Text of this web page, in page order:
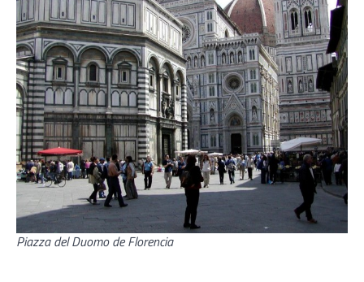
Piazza del Duomo de Florencia